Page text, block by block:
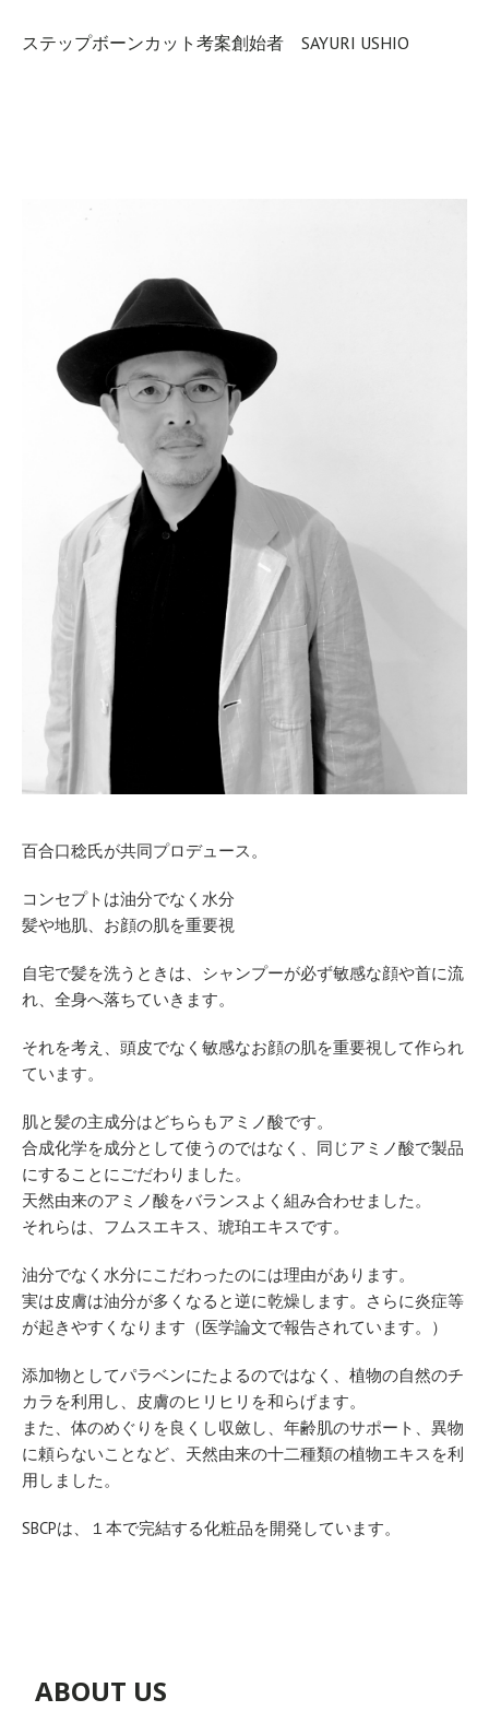
​ステップボーンカット考案創始者 SAYURI USHIO
百合口稔氏が共同プロデュース。
コンセプトは油分でなく水分
髪や地肌、お顔の肌を重要視
自宅で髪を洗うときは、シャンプーが必ず敏感な顔や首に流
れ、全身へ落ちていきます。
それを考え、頭皮でなく敏感なお顔の肌を重要視して作られ
ています。
肌と髪の主成分はどちらもアミノ酸です。
合成化学を成分として使うのではなく、同じアミノ酸で製品
にすることにごだわりました。
天然由来のアミノ酸をバランスよく組み合わせました。
それらは、フムスエキス、琥珀エキスです。
油分でなく水分にこだわったのには理由があります。
実は皮膚は油分が多くなると逆に乾燥します。さらに炎症等
が起きやすくなります（医学論文で報告されています。）
添加物としてパラベンにたよるのではなく、植物の自然のチ
カラを利用し、皮膚のヒリヒリを和らげます。
また、体のめぐりを良くし収斂し、年齢肌のサポート、異物
に頼らないことなど、天然由来の十二種類の植物エキスを利
用しました。
SBCPは、１本で完結する化粧品を開発しています。
ABOUT US